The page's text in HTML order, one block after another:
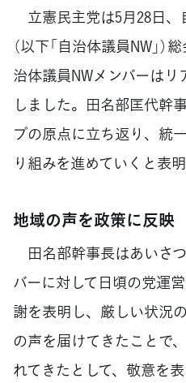
立憲民主党は5月28日、
（以下「自治体議員NW」
治体議員NWメンバーは
しました。田名部匡代幹
プの原点に立ち返り、統
り組みを進めていくと表
地域の声を政策に反映
田名部幹事長はあいさ
バーに対して日頃の党運
謝を表明し、厳しい状況
の声を届けてきたことで
れてきたとして、敬意を表